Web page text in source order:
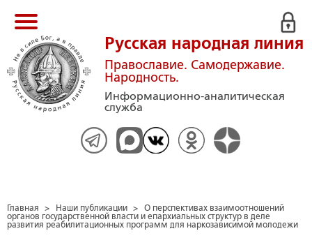
Русская народная линия
Православие. Самодержавие.
Народность.
Информационно-аналитическая
служба
Главная > Наши публикации > О перспективах взаимоотношений
органов государственной власти и епархиальных структур в деле
развития реабилитационных программ для наркозависимой молодежи